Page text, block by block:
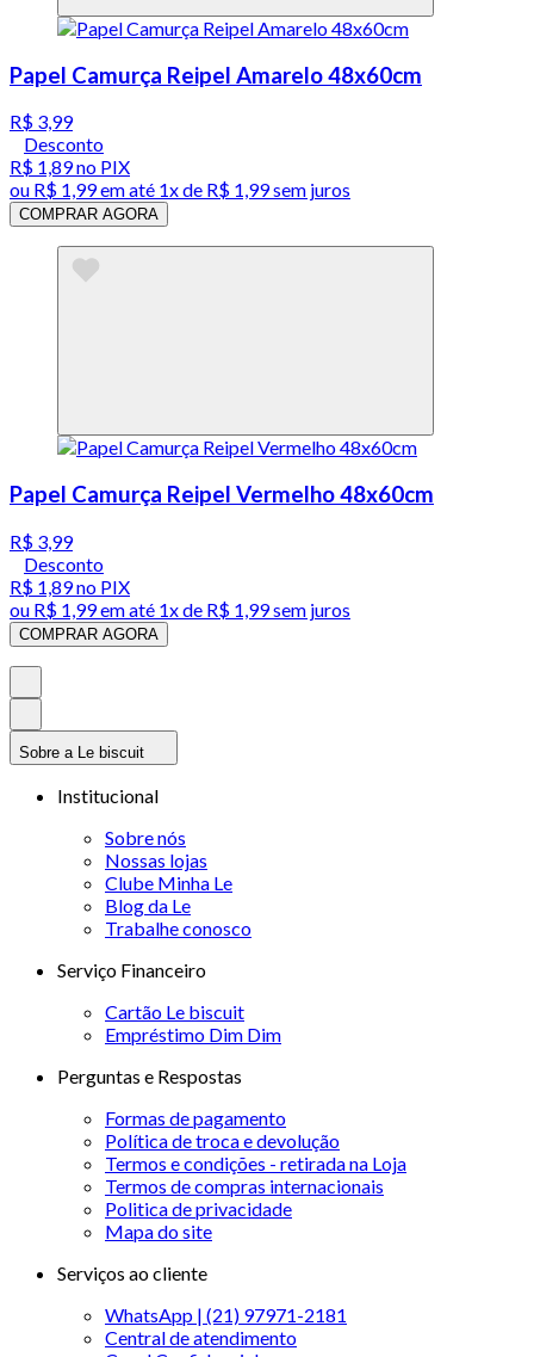
Papel Camurça Reipel Amarelo 48x60cm
R$ 3,99
Desconto
R$ 1,89no PIX
ou R$ 1,99em até 1x de R$ 1,99sem juros
COMPRAR AGORA
Papel Camurça Reipel Vermelho 48x60cm
R$ 3,99
Desconto
R$ 1,89no PIX
ou R$ 1,99em até 1x de R$ 1,99sem juros
COMPRAR AGORA
Sobre a Le biscuit
Institucional
Sobre nós
Nossas lojas
Clube Minha Le
Blog da Le
Trabalhe conosco
Serviço Financeiro
Cartão Le biscuit
Empréstimo Dim Dim
Perguntas e Respostas
Formas de pagamento
Política de troca e devolução
Termos e condições - retirada na Loja
Termos de compras internacionais
Politica de privacidade
Mapa do site
Serviços ao cliente
WhatsApp | (21) 97971-2181
Central de atendimento